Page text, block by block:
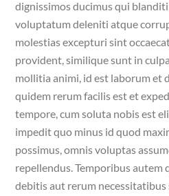
dignissimos ducimus qui
voluptatum deleniti atque
molestias excepturi sint
provident, similique sunt in
mollitia animi, id est laborum et
quidem rerum facilis est et
tempore, cum soluta nobis est
impedit quo minus id quod
possimus, omnis voluptas
repellendus. Temporibus autem
debitis aut rerum necessitatibus